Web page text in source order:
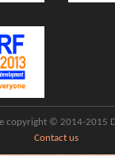
copyright © 2014-2015
Contact us